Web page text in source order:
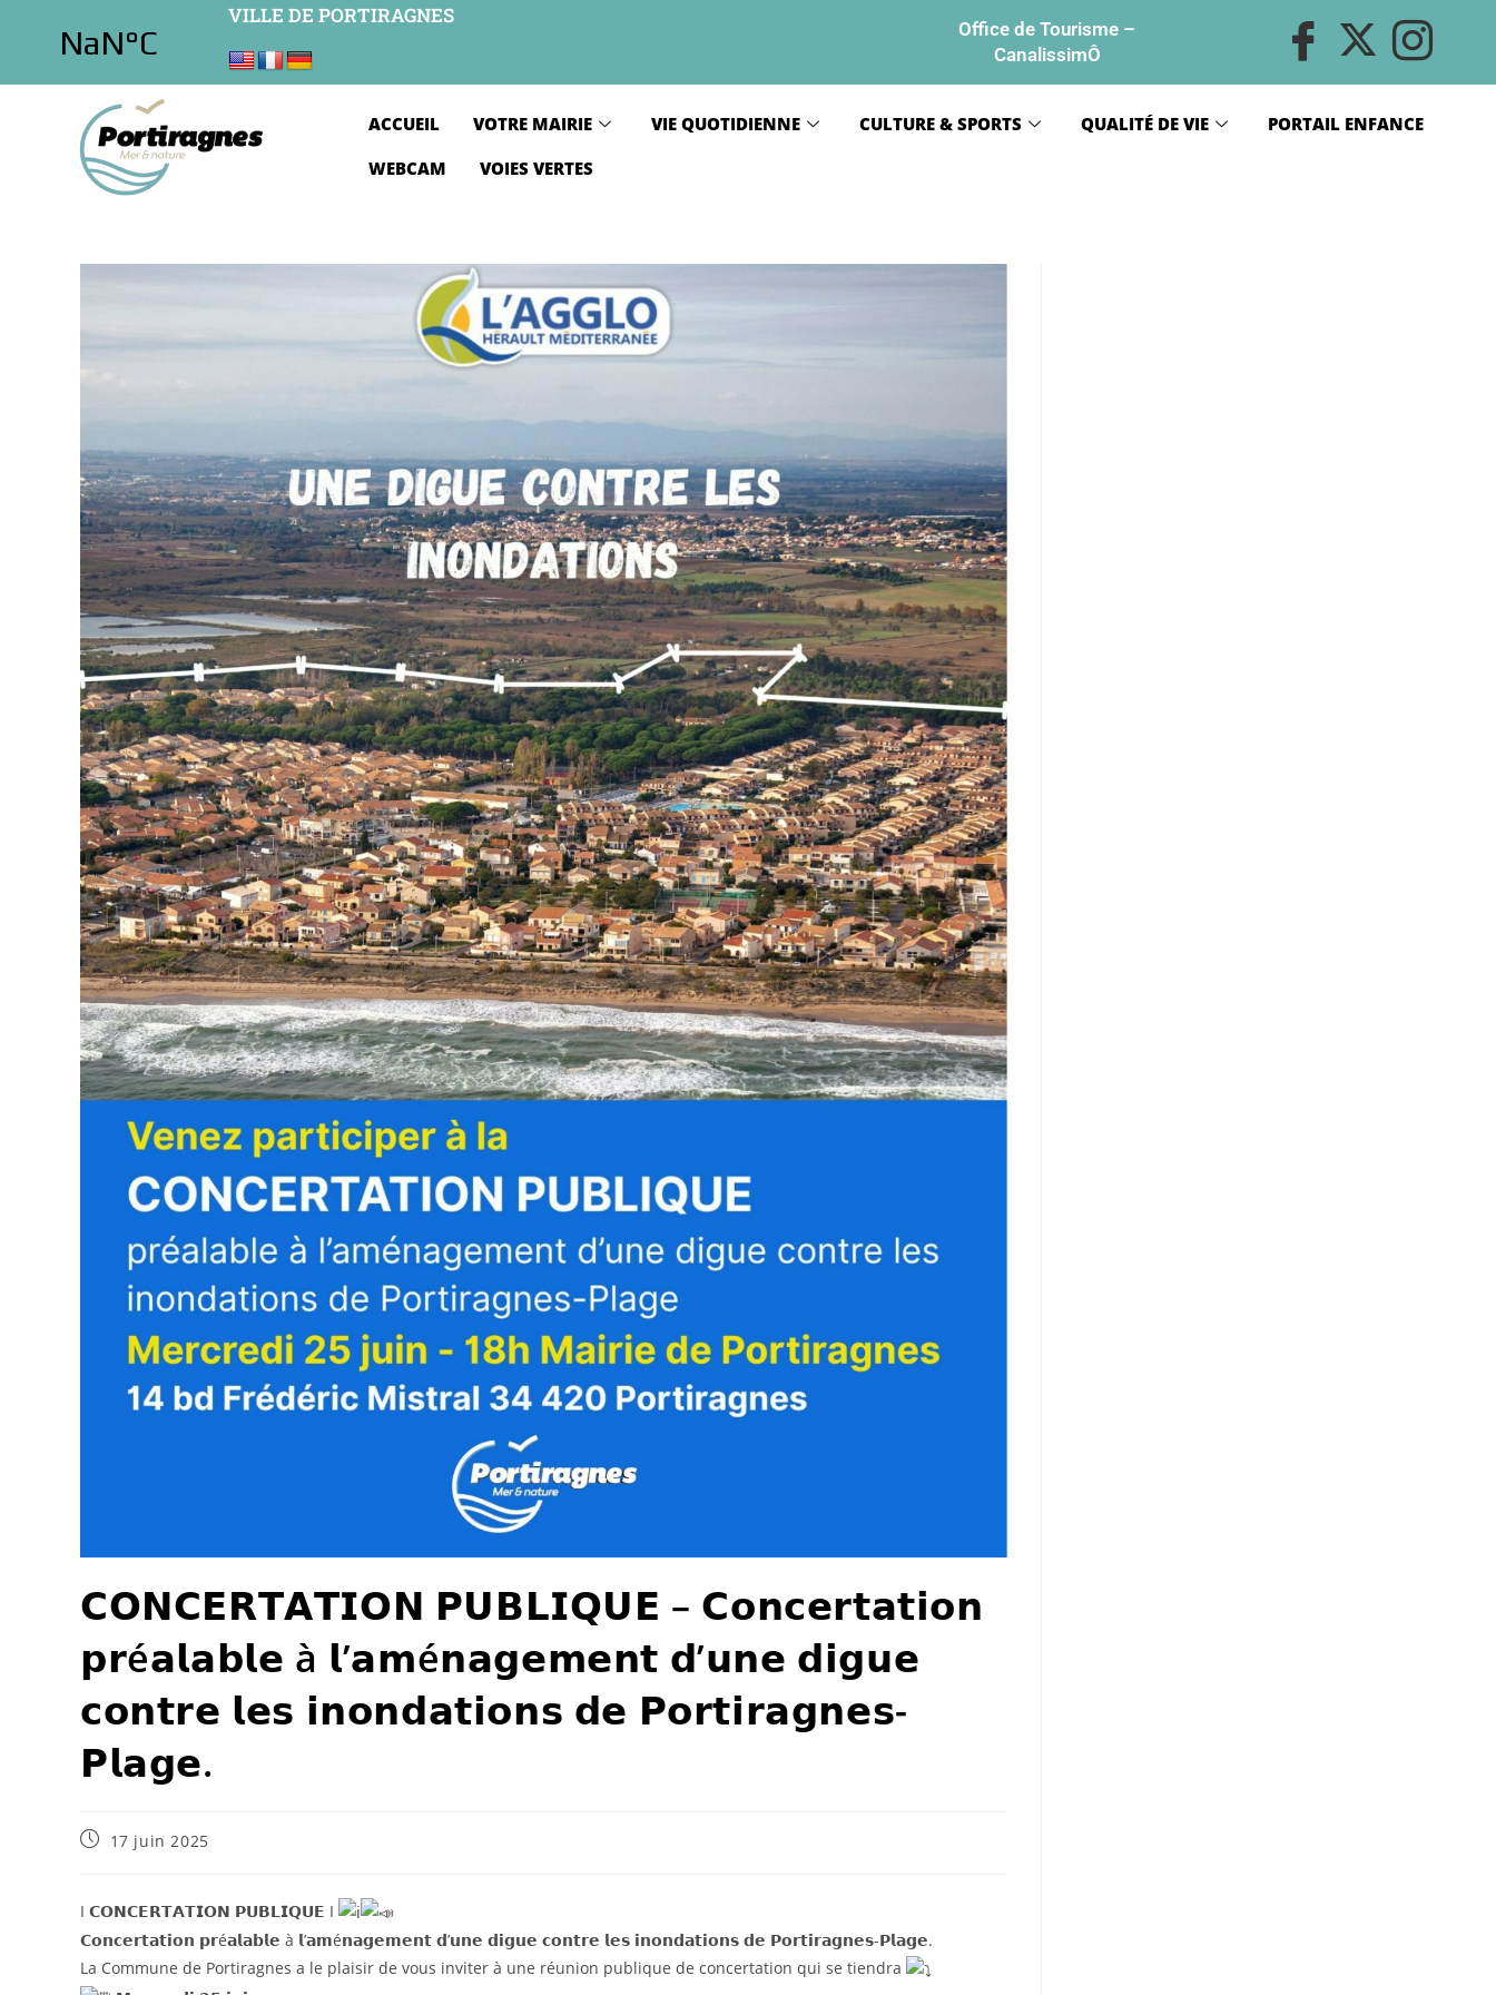
VILLE DE PORTIRAGNES
Office de Tourisme –
CanalissimÔ
ACCUEIL VOTRE MAIRIE VIE QUOTIDIENNE CULTURE & SPORTS QUALITÉ DE VIE
PORTAIL ENFANCE
WEBCAM
VOIES VERTES
𝗖𝗢𝗡𝗖𝗘𝗥𝗧𝗔𝗧𝗜𝗢𝗡 𝗣𝗨𝗕𝗟𝗜𝗤𝗨𝗘 – 𝗖𝗼𝗻𝗰𝗲𝗿𝘁𝗮𝘁𝗶𝗼𝗻
𝗽𝗿é𝗮𝗹𝗮𝗯𝗹𝗲 à 𝗹’𝗮𝗺é𝗻𝗮𝗴𝗲𝗺𝗲𝗻𝘁 𝗱’𝘂𝗻𝗲 𝗱𝗶𝗴𝘂𝗲
𝗰𝗼𝗻𝘁𝗿𝗲 𝗹𝗲𝘀 𝗶𝗻𝗼𝗻𝗱𝗮𝘁𝗶𝗼𝗻𝘀 𝗱𝗲 𝗣𝗼𝗿𝘁𝗶𝗿𝗮𝗴𝗻𝗲𝘀-
𝗣𝗹𝗮𝗴𝗲.
17 juin 2025
I 𝗖𝗢𝗡𝗖𝗘𝗥𝗧𝗔𝗧𝗜𝗢𝗡 𝗣𝗨𝗕𝗟𝗜𝗤𝗨𝗘 I
𝗖𝗼𝗻𝗰𝗲𝗿𝘁𝗮𝘁𝗶𝗼𝗻 𝗽𝗿é𝗮𝗹𝗮𝗯𝗹𝗲 à 𝗹’𝗮𝗺é𝗻𝗮𝗴𝗲𝗺𝗲𝗻𝘁 𝗱’𝘂𝗻𝗲 𝗱𝗶𝗴𝘂𝗲 𝗰𝗼𝗻𝘁𝗿𝗲 𝗹𝗲𝘀 𝗶𝗻𝗼𝗻𝗱𝗮𝘁𝗶𝗼𝗻𝘀 𝗱𝗲 𝗣𝗼𝗿𝘁𝗶𝗿𝗮𝗴𝗻𝗲𝘀-𝗣𝗹𝗮𝗴𝗲.
La Commune de Portiragnes a le plaisir de vous inviter à une réunion publique de concertation qui se tiendra